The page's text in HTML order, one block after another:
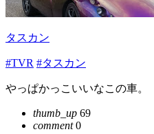
タスカン
#TVR #タスカン
やっぱかっこいいなこの車。
thumb_up 69
comment0